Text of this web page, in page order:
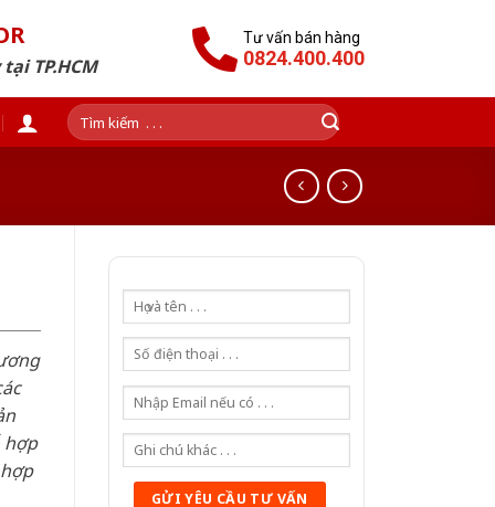
TP.HCM
Tư vấn bán hàng
0824.400.400
Tìm
kiếm:
hợp